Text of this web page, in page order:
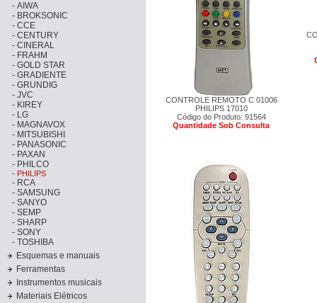
- AIWA
- BROKSONIC
- CCE
- CENTURY
- CINERAL
- FRAHM
- GOLD STAR
- GRADIENTE
- GRUNDIG
- JVC
- KIREY
- LG
- MAGNAVOX
- MITSUBISHI
- PANASONIC
- PAXAN
- PHILCO
- PHILIPS
- RCA
- SAMSUNG
- SANYO
- SEMP
- SHARP
- SONY
- TOSHIBA
Esquemas e manuais
Ferramentas
Instrumentos musicais
Materiais Elétricos
CONTROLE REMOTO C 01006
PHILIPS 17010
Código do Produto: 91564
Quantidade Sob Consulta